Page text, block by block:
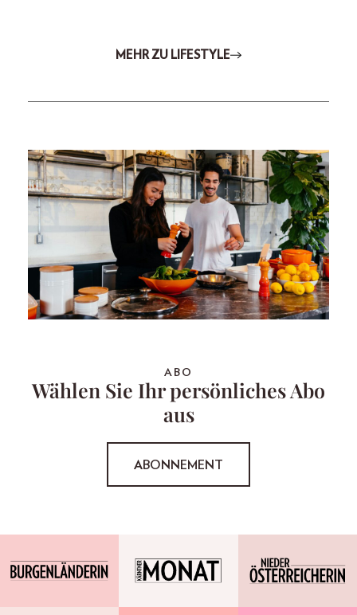
MEHR ZU LIFESTYLE
ABO
Wählen Sie Ihr persönliches Abo
aus
ABONNEMENT